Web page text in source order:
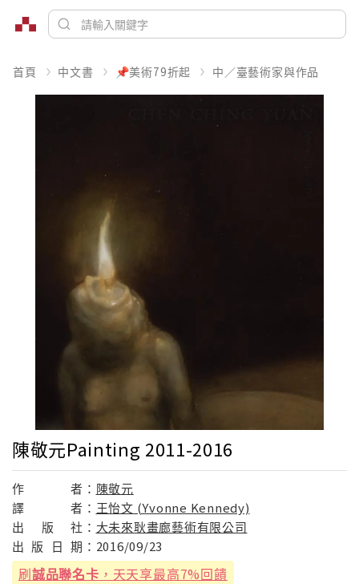
首頁 中文書 📌美術79折起 中／臺藝術家與作品
陳敬元Painting 2011-2016
作 者： 陳敬元
譯
者： 王怡文 (Yvonne Kennedy)
出
版 社： 大未來耿畫廊藝術有限公司
出 版 日 期： 2016/09/23
刷誠品聯名卡 ，天天享最高7%回饋